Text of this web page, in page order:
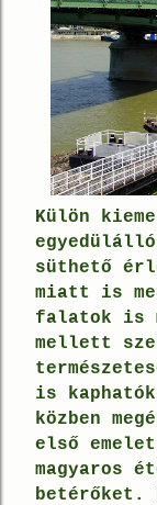
Külön
süthető
miatt is
falatok is
mellett
is
közben
első
magyaros
betérőket.